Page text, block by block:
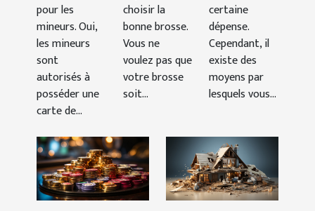
pour les
mineurs. Oui,
les mineurs
sont
autorisés à
posséder une
carte de...
choisir la
bonne brosse.
Vous ne
voulez pas que
votre brosse
soit...
certaine
dépense.
Cependant, il
existe des
moyens par
lesquels vous...